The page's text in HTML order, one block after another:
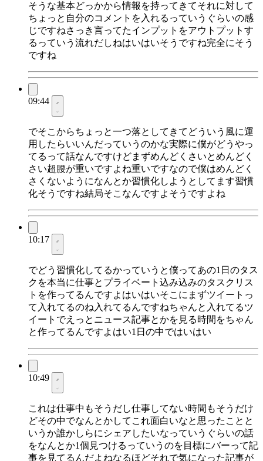
そうな基本どっかから情報を持ってきてそれに対して
ちょっと自分のコメントを入れるっていうぐらいの感
じですねさっき言ってたインプットをアウトプットす
るっていう流れだしねはいはいそうですね完全にそう
ですね
09:44
でそこからちょっと一つ落としてきてどういう風に運
用したらいいんだっていうのかな実際に僕がどうやっ
てるって話なんですけどまずめんどくさいとめんどく
さい超腰が重いですよね重いですなので僕はめんどく
さくないようになんとか習慣化しようとしてます習慣
化そうですね結局そこなんですよそうですよね
10:17
でどう習慣化してるかっていうと僕ってあの1日のタス
クを本当に仕事とプライベート込み込みのタスクリス
トを作ってるんですよはいはいそこにまずツイートっ
て入れてるのね入れてるんですねちゃんと入れてるツ
イートでえっとニュース記事とかを見る時間をちゃん
と作ってるんですよはい1日の中ではいはい
10:49
これは仕事中もそうだし仕事してない時間もそうだけ
どその中でなんとかしてこれ面白いなと思ったことと
いうか誰かしらにシェアしたいなっていうぐらいの話
をなんとか1個見つけるっていうのを目標にバーって記
事を見てるんだよねなるほどそれで気になった記事が